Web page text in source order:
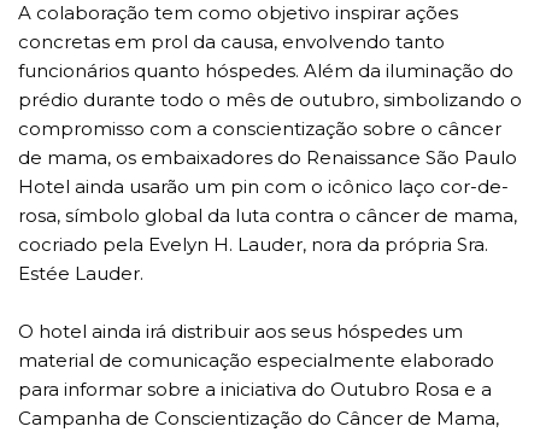
A colaboração tem como objetivo inspirar ações
concretas em prol da causa, envolvendo tanto
funcionários quanto hóspedes. Além da iluminação do
prédio durante todo o mês de outubro, simbolizando o
compromisso com a conscientização sobre o câncer
de mama, os embaixadores do Renaissance São Paulo
Hotel ainda usarão um pin com o icônico laço cor-de-
rosa, símbolo global da luta contra o câncer de mama,
cocriado pela Evelyn H. Lauder, nora da própria Sra.
Estée Lauder.
O hotel ainda irá distribuir aos seus hóspedes um
material de comunicação especialmente elaborado
para informar sobre a iniciativa do Outubro Rosa e a
Campanha de Conscientização do Câncer de Mama,